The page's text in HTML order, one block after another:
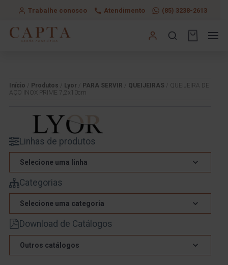
Trabalhe conosco Atendimento (85) 3238-2613
Início Produtos Lyor PARA SERVIR QUEIJEIRAS / QUEIJEIRA DE
AÇO INOX PRIME 7,2x10cm
Linhas de produtos
Selecione uma linha
Categorias
Selecione uma categoria
Download de Catálogos
Outros catálogos